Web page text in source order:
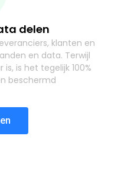
delen
klanten en
en data. Terwijl
is het tegelijk 100%
beschermd